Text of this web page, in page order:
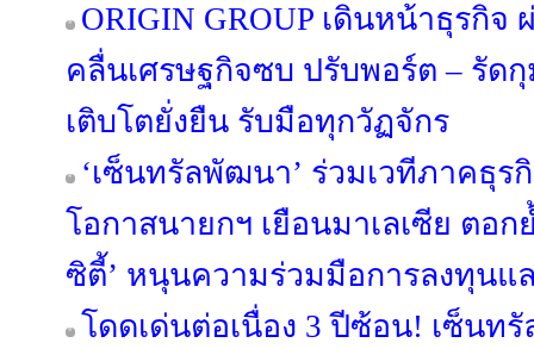
ORIGIN GROUP เดินหน้าธุรกิจ
คลื่นเศรษฐกิจซบ ปรับพอร์ต – รัด
เติบโตยั่งยืน รับมือทุกวัฏจักร
‘เซ็นทรัลพัฒนา’ ร่วมเวทีภาคธุร
โอกาสนายกฯ เยือนมาเลเซีย ตอ
ซิตี้’ หนุนความร่วมมือการลงทุนแ
โดดเด่นต่อเนื่อง 3 ปีซ้อน! เซ็นท